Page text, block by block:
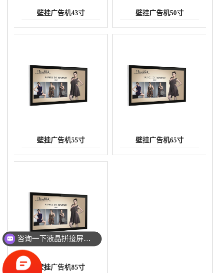
壁挂广告机43寸 壁挂广告机50寸
壁挂广告机55寸 壁挂广告机65寸
壁挂广告机85寸
咨询一下液晶拼接屏的价格